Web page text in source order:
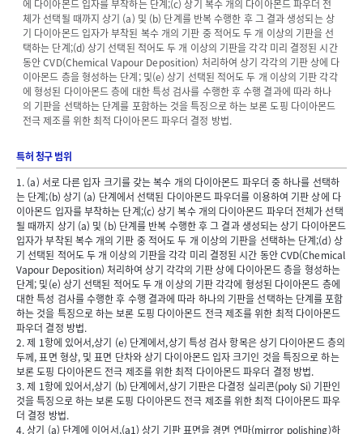
에 다이아몬드 입자를 부착하는 단계;(c) 상기 복수 개의 다이아몬드 파우더 전
체가 선택될 때까지 상기 (a) 및 (b) 단계를 반복 수행한 후 그 결과 생성되는 상
기 다이아몬드 입자가 부착된 복수 개의 기판 중 적어도 두 개 이상의 기판을 선
택하는 단계;(d) 상기 선택된 적어도 두 개 이상의 기판을 각각 미리 결정된 시간
동안 CVD(Chemical Vapour Deposition) 처리하여 상기 각각의 기판 상에 다
이아몬드 층을 형성하는 단계; 및(e) 상기 선택된 적어도 두 개 이상의 기판 각각
에 형성된 다이아몬드 층에 대한 특성 검사를 수행한 후 수행 결과에 따라 하나
의 기판을 선택하는 단계를 포함하는 것을 특징으로 하는 보론 도핑 다이아몬드
전극 제조를 위한 최적 다이아몬드 파우더 결정 방법.
특허 청구 범위
1. (a) 서로 다른 입자 크기를 갖는 복수 개의 다이아몬드 파우더 중 하나를 선택하
는 단계;(b) 상기 (a) 단계에서 선택된 다이아몬드 파우더를 이용하여 기판 상에 다
이아몬드 입자를 부착하는 단계;(c) 상기 복수 개의 다이아몬드 파우더 전체가 선택
될 때까지 상기 (a) 및 (b) 단계를 반복 수행한 후 그 결과 생성되는 상기 다이아몬드
입자가 부착된 복수 개의 기판 중 적어도 두 개 이상의 기판을 선택하는 단계;(d) 상
기 선택된 적어도 두 개 이상의 기판을 각각 미리 결정된 시간 동안 CVD(Chemical
Vapour Deposition) 처리하여 상기 각각의 기판 상에 다이아몬드 층을 형성하는
단계; 및(e) 상기 선택된 적어도 두 개 이상의 기판 각각에 형성된 다이아몬드 층에
대한 특성 검사를 수행한 후 수행 결과에 따라 하나의 기판을 선택하는 단계를 포함
하는 것을 특징으로 하는 보론 도핑 다이아몬드 전극 제조를 위한 최적 다이아몬드
파우더 결정 방법.
2. 제 1항에 있어서,상기 (e) 단계에서,상기 특성 검사 항목은 상기 다이아몬드 층의
두께, 표면 형상, 및 표면 단차와 상기 다이아몬드 입자 크기인 것을 특징으로 하는
보론 도핑 다이아몬드 전극 제조를 위한 최적 다이아몬드 파우더 결정 방법.
3. 제 1항에 있어서,상기 (b) 단계에서,상기 기판은 다결정 실리콘(poly Si) 기판인
것을 특징으로 하는 보론 도핑 다이아몬드 전극 제조를 위한 최적 다이아몬드 파우
더 결정 방법.
4. 상기 (a) 단계에 이어서,(a1) 상기 기판 표면을 경면 연마(mirror polishing)하